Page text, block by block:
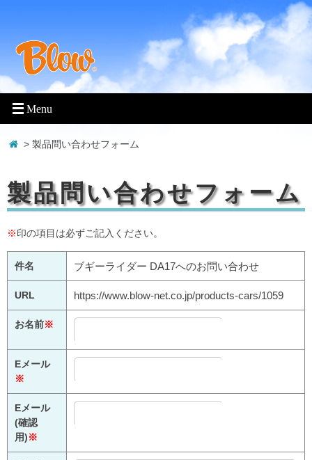
> 製品問い合わせフォーム
製品問い合わせフォーム
※印の項目は必ずご記入ください。
件名 ブギーライダー DA17へのお問い合わせ
URL https://www.blow-net.co.jp/products-cars/1059
お名前※
Eメール
※
Eメール
(確認
用)※